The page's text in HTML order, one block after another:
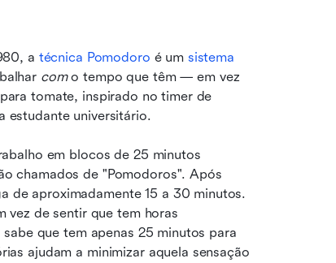
a técnica Pomodoro é um sistema
com o tempo que têm — em vez
tomate, inspirado no timer de
estudante universitário.
em blocos de 25 minutos
chamados de "Pomodoros". Após
de aproximadamente 15 a 30 minutos.
vez de sentir que tem horas
que tem apenas 25 minutos para
ajudam a minimizar aquela sensação